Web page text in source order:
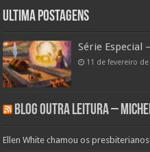
Ultima Postagens
Série Especial
11 de fevereiro de
Blog Outra Leitura –
Ellen White chamou os presbiterianos